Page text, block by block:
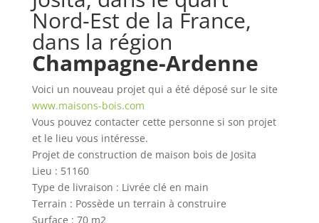
Nord-Est de la France,
dans la région
Champagne-Ardenne
Voici un nouveau projet qui a été déposé sur le site
www.maisons-bois.com
Vous pouvez contacter cette personne si son projet
et le lieu vous intéresse.
Projet de construction de maison bois de Josita
Lieu : 51160
Type de livraison : Livrée clé en main
Terrain : Possède un terrain à construire
Surface : 70 m2